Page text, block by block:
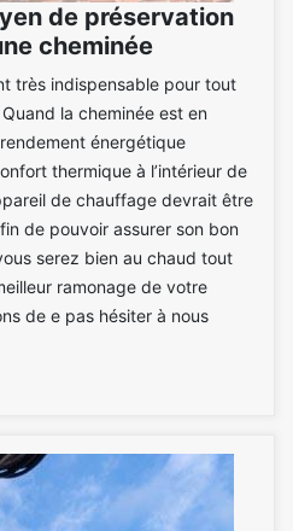
de préservation
cheminée
très indispensable pour tout
la cheminée est en
énergétique
thermique à l’intérieur de
de chauffage devrait être
de pouvoir assurer son bon
serez bien au chaud tout
ramonage de votre
de e pas hésiter à nous